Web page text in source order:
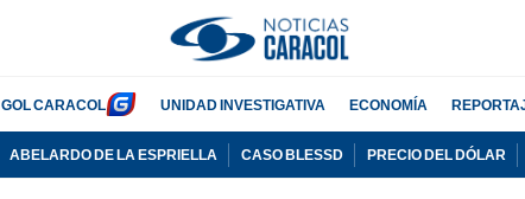
GOL CARACOL UNIDAD INVESTIGATIVA ECONOMÍA
ABELARDO DE LA ESPRIELLA CASO BLESSD PRECIO DEL DÓLAR